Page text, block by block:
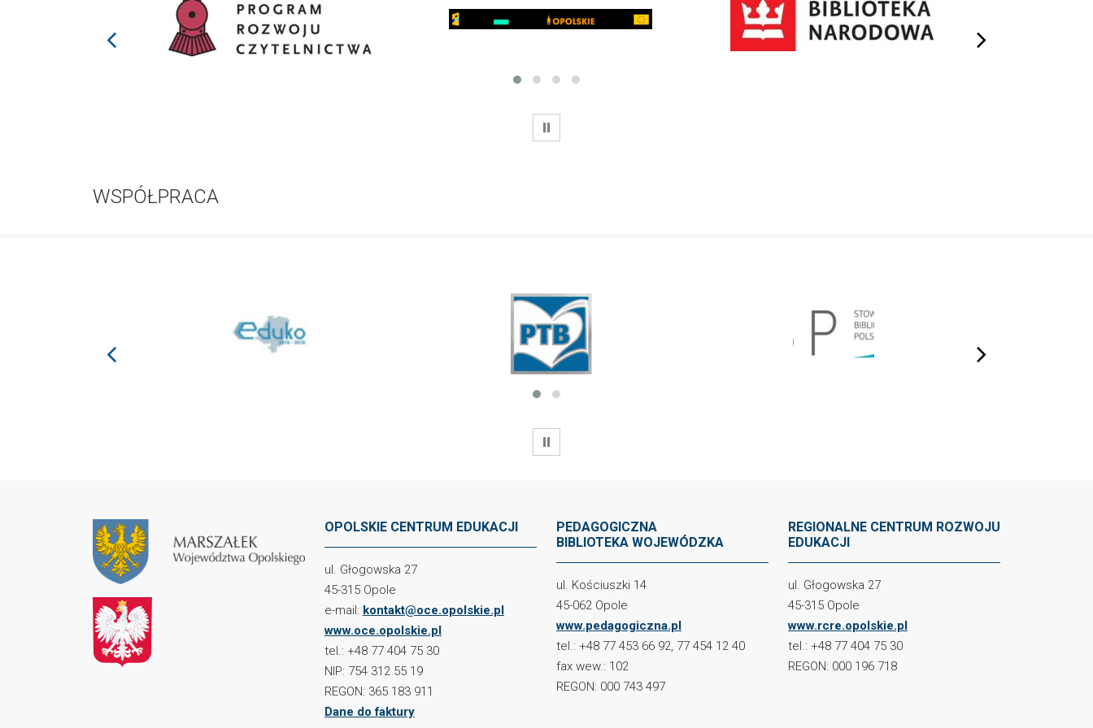
prev next
WSTRZYMAJ
WSPÓŁPRACA
prev next
WSTRZYMAJ
OPOLSKIE CENTRUM EDUKACJI
ul. Głogowska 27
45-315 Opole
e-mail: kontakt@oce.opolskie.pl
www.oce.opolskie.pl
tel.: +48 77 404 75 30
NIP: 754 312 55 19
REGON: 365 183 911
Dane do faktury
PEDAGOGICZNA
BIBLIOTEKA WOJEWÓDZKA
ul. Kościuszki 14
45-062 Opole
www.pedagogiczna.pl
tel.: +48 77 453 66 92, 77 454 12 40
fax wew.: 102
REGON: 000 743 497
REGIONALNE CENTRUM ROZWOJU
EDUKACJI
ul. Głogowska 27
45-315 Opole
www.rcre.opolskie.pl
tel.: +48 77 404 75 30
REGON: 000 196 718